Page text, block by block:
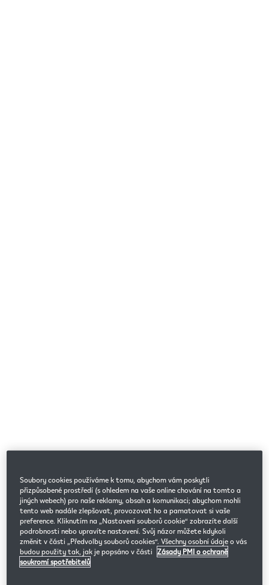
Soubory cookies používáme k tomu, abychom vám poskytli
přizpůsobené prostředí (s ohledem na vaše online chování na tomto a
jiných webech) pro naše reklamy, obsah a komunikaci; abychom mohli
tento web nadále zlepšovat, provozovat ho a pamatovat si vaše
preference. Kliknutím na „Nastavení souborů cookie“ zobrazíte další
podrobnosti nebo upravíte nastavení. Svůj názor můžete kdykoli
změnit v části „Předvolby souborů cookies“. Všechny osobní údaje o vás
budou použity tak, jak je popsáno v části Zásady PMI o ochraně
soukromí spotřebitelů